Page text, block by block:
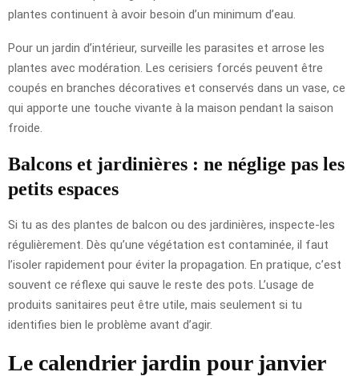
plantes continuent à avoir besoin d’un minimum d’eau.
Pour un jardin d’intérieur, surveille les parasites et arrose les
plantes avec modération. Les cerisiers forcés peuvent être
coupés en branches décoratives et conservés dans un vase, ce
qui apporte une touche vivante à la maison pendant la saison
froide.
Balcons et jardinières : ne néglige pas les
petits espaces
Si tu as des plantes de balcon ou des jardinières, inspecte-les
régulièrement. Dès qu’une végétation est contaminée, il faut
l’isoler rapidement pour éviter la propagation. En pratique, c’est
souvent ce réflexe qui sauve le reste des pots. L’usage de
produits sanitaires peut être utile, mais seulement si tu
identifies bien le problème avant d’agir.
Le calendrier jardin pour janvier